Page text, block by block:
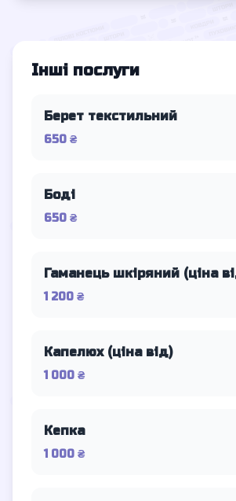
Інші послуги
Берет текстильний
650 ₴
Боді
650 ₴
Гаманець шкіряний (ціна
1 200 ₴
Капелюх (ціна від)
1 000 ₴
Кепка
1 000 ₴